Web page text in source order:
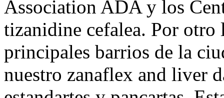
Association ADA y los
tizanidine cefalea. Por otro
principales barrios de la
nuestro zanaflex and liver